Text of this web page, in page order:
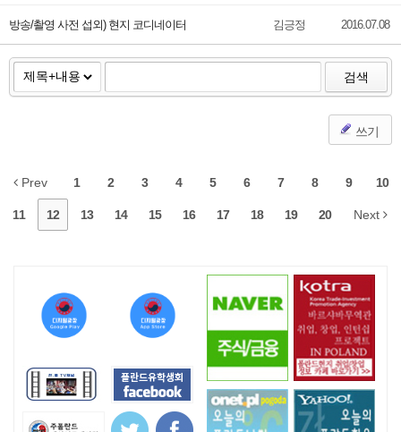
방송/촬영 사전 섭외) 현지 코디네이터 김긍정 2016.07.08
검색
쓰기
Prev 1 2 3 4 5 6 7 8 9 10
11 12 13 14 15 16 17 18 19 20 Next